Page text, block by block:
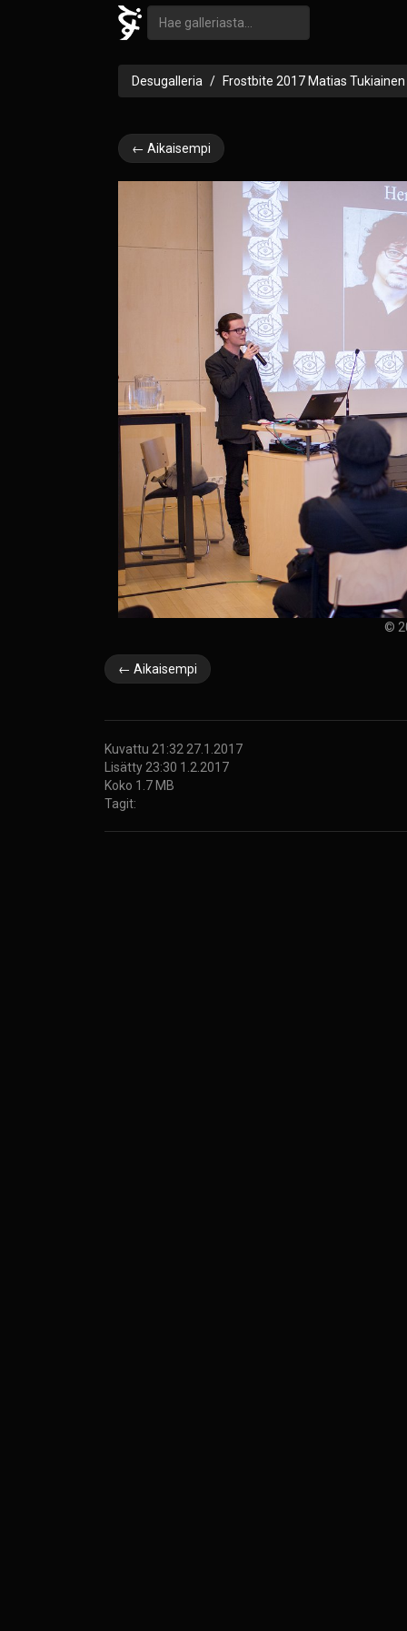
Desugalleria Frostbite 2017 Matias Tukiainen
← Aikaisempi
©
← Aikaisempi
Kuvattu 21:32 27.1.2017
Lisätty 23:30 1.2.2017
Koko 1.7 MB
Tagit: